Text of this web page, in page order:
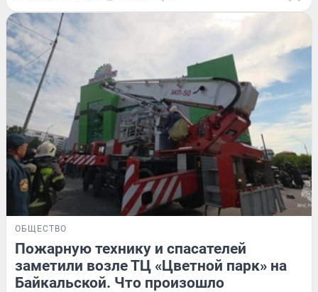
ОБЩЕСТВО
Пожарную технику и спасателей
заметили возле ТЦ «Цветной парк» на
Байкальской. Что произошло